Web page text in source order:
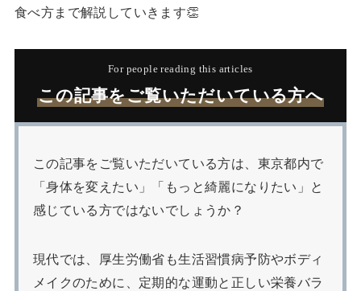
食べ方まで解説していきます👏
For people reading this articles
この記事をご覧いただいている方へ
この記事をご覧いただいている方は、東京都内で
「身体を変えたい」「もっと綺麗になりたい」と
感じている方ではないでしょうか？
現代では、厚生労働省も生活習慣病予防やボディ
メイクのために、定期的な運動と正しい栄養バラ